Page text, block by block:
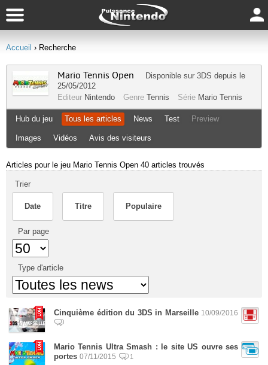
Accueil › Recherche
Mario Tennis Open Disponible sur 3DS depuis le
25/05/2012
Editeur Nintendo Genre Tennis Série Mario Tennis
Hub du jeu Tous les articles News Test Preview
Images Vidéos Avis des visiteurs
Articles pour le jeu Mario Tennis Open 40 articles trouvés
Trier
Date Titre Populaire
Par page
Type d'article
Cinquième édition du 3DS in Marseille 10/09/2016
Mario Tennis Ultra Smash : le site US ouvre ses
portes 07/11/2015 1